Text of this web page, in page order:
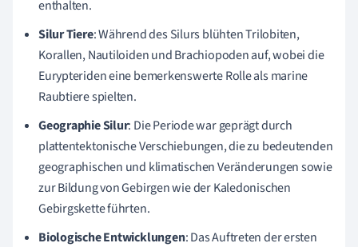
enthalten.
Silur Tiere: Während des Silurs blühten Trilobiten,
Korallen, Nautiloiden und Brachiopoden auf, wobei die
Eurypteriden eine bemerkenswerte Rolle als marine
Raubtiere spielten.
Geographie Silur: Die Periode war geprägt durch
plattentektonische Verschiebungen, die zu bedeutenden
geographischen und klimatischen Veränderungen sowie
zur Bildung von Gebirgen wie der Kaledonischen
Gebirgskette führten.
Biologische Entwicklungen: Das Auftreten der ersten